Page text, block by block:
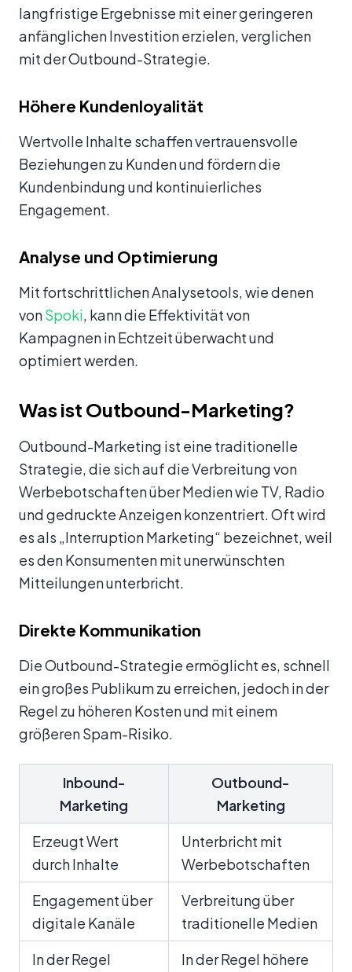
langfristige Ergebnisse mit einer geringeren
anfänglichen Investition erzielen, verglichen
mit der Outbound-Strategie.
Höhere Kundenloyalität
Wertvolle Inhalte schaffen vertrauensvolle
Beziehungen zu Kunden und fördern die
Kundenbindung und kontinuierliches
Engagement.
Analyse und Optimierung
Mit fortschrittlichen Analysetools, wie denen
vonSpoki, kann die Effektivität von
Kampagnen in Echtzeit überwacht und
optimiert werden.
Was ist Outbound-Marketing?
Outbound-Marketing ist eine traditionelle
Strategie, die sich auf die Verbreitung von
Werbebotschaften über Medien wie TV, Radio
und gedruckte Anzeigen konzentriert. Oft wird
es als „Interruption Marketing“ bezeichnet, weil
es den Konsumenten mit unerwünschten
Mitteilungen unterbricht.
Direkte Kommunikation
Die Outbound-Strategie ermöglicht es, schnell
ein großes Publikum zu erreichen, jedoch in der
Regel zu höheren Kosten und mit einem
größeren Spam-Risiko.
Inbound-
Marketing
Outbound-
Marketing
Erzeugt Wert
durch Inhalte
Unterbricht mit
Werbebotschaften
Engagement über
digitale Kanäle
Verbreitung über
traditionelle Medien
In der Regel
In der Regel höhere